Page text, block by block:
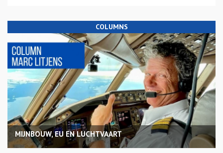
COLUMNS
MIJNBOUW, EU EN LUCHTVAART